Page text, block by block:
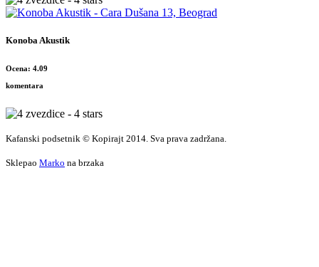
Konoba Akustik
Ocena: 4.09
komentara
Kafanski podsetnik © Kopirajt 2014. Sva prava zadržana.
Sklepao Marko na brzaka